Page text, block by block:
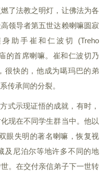
了法教之明灯，让佛法为各
领导者第五世达赖喇嘛圆寂
助手崔和仁波切 (Treho
的首席喇嘛。崔和仁波切乃
很快的，他成为噶玛巴的弟
传承间的分裂。
式示现证悟的成就，有时，
现在不同学生群当中。他以
眼失明的著名喇嘛，恢复视
及尼泊尔等地许多不同的地
。在交付亲信弟子下一世转